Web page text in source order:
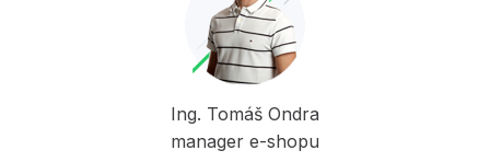
Ing. Tomáš Ondra
manager e-shopu